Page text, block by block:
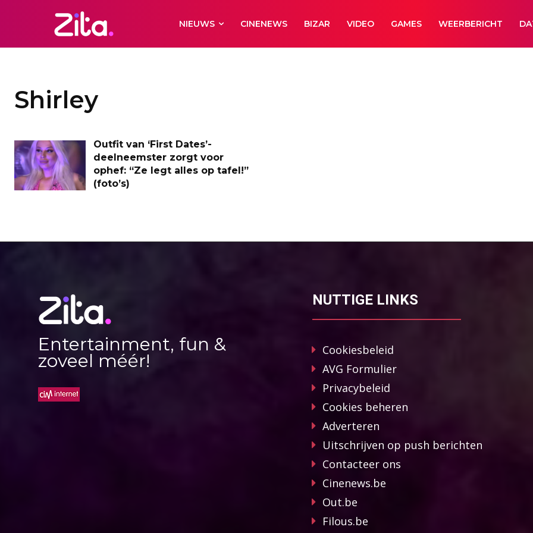
NIEUWS CINENEWS BIZAR VIDEO GAMES WEERBERICHT
Shirley
Outfit van ‘First Dates’-
deelneemster zorgt voor
ophef: “Ze legt alles op tafel!”
(foto’s)
Entertainment, fun &
zoveel méér!
NUTTIGE LINKS
Cookiesbeleid
AVG Formulier
Privacybeleid
Cookies beheren
Adverteren
Uitschrijven op push berichten
Contacteer ons
Cinenews.be
Out.be
Filous.be